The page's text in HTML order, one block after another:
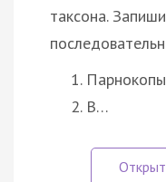
таксона.
В…